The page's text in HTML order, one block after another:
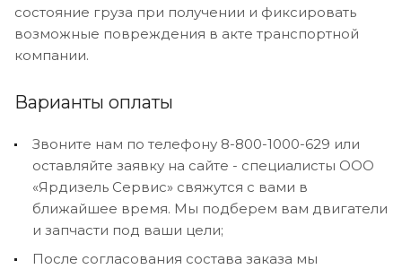
состояние груза при получении и фиксировать
возможные повреждения в акте транспортной
компании.
Варианты оплаты
Звоните нам по телефону 8-800-1000-629 или
оставляйте заявку на сайте - специалисты ООО
«Ярдизель Сервис» свяжутся с вами в
ближайшее время. Мы подберем вам двигатели
и запчасти под ваши цели;
После согласования состава заказа мы